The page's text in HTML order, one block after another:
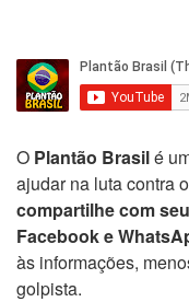
O Plantão Brasilé
ajudar na luta contra
compartilhe com
Facebook e
às informações,
golpista.